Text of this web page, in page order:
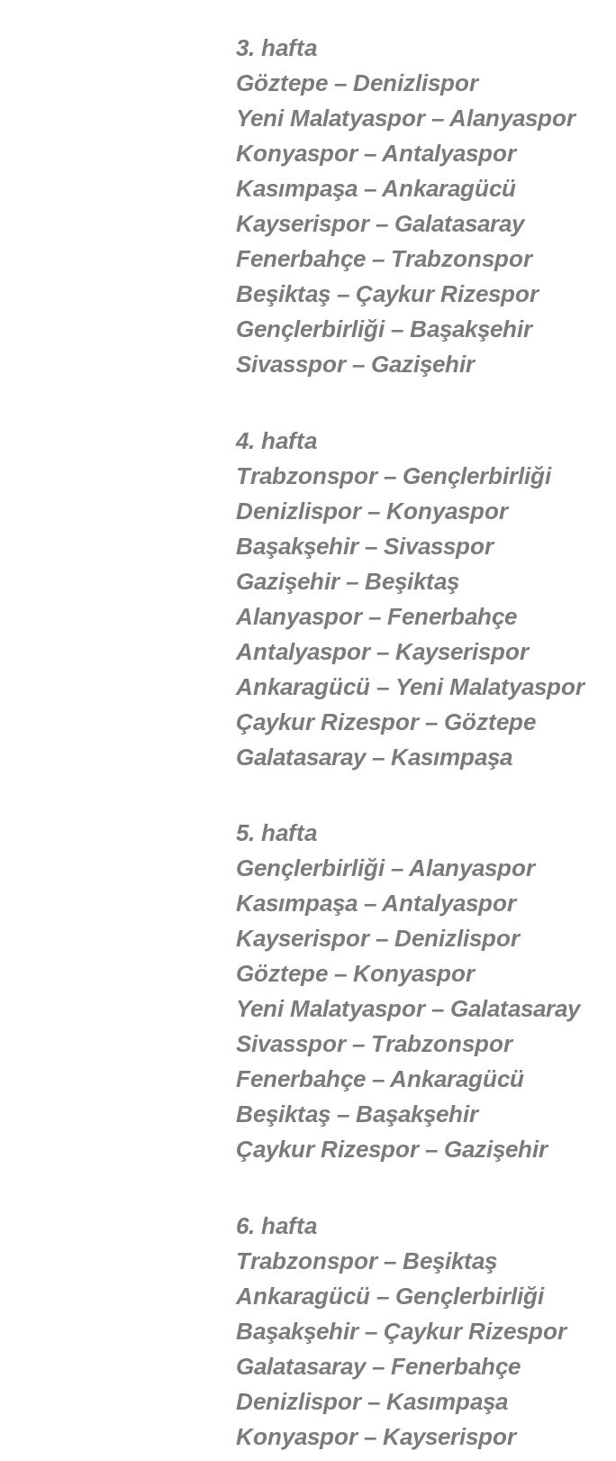
3. hafta
Göztepe – Denizlispor
Yeni Malatyaspor – Alanyaspor
Konyaspor – Antalyaspor
Kasımpaşa – Ankaragücü
Kayserispor – Galatasaray
Fenerbahçe – Trabzonspor
Beşiktaş – Çaykur Rizespor
Gençlerbirliği – Başakşehir
Sivasspor – Gazişehir
4. hafta
Trabzonspor – Gençlerbirliği
Denizlispor – Konyaspor
Başakşehir – Sivasspor
Gazişehir – Beşiktaş
Alanyaspor – Fenerbahçe
Antalyaspor – Kayserispor
Ankaragücü – Yeni Malatyaspor
Çaykur Rizespor – Göztepe
Galatasaray – Kasımpaşa
5. hafta
Gençlerbirliği – Alanyaspor
Kasımpaşa – Antalyaspor
Kayserispor – Denizlispor
Göztepe – Konyaspor
Yeni Malatyaspor – Galatasaray
Sivasspor – Trabzonspor
Fenerbahçe – Ankaragücü
Beşiktaş – Başakşehir
Çaykur Rizespor – Gazişehir
6. hafta
Trabzonspor – Beşiktaş
Ankaragücü – Gençlerbirliği
Başakşehir – Çaykur Rizespor
Galatasaray – Fenerbahçe
Denizlispor – Kasımpaşa
Konyaspor – Kayserispor